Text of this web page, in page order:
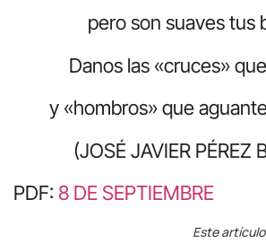
pero son suaves tus
Danos las «cruces»
y «hombros» que
(JOSÉ JAVIER PÉREZ
PDF: 8 DE SEPTIEMBRE
Este artículo